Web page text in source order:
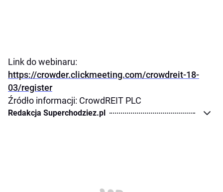
Link do webinaru:
https://crowder.clickmeeting.com/crowdreit-18-
03/register
Źródło informacji: CrowdREIT PLC
Redakcja Superchodziez.pl